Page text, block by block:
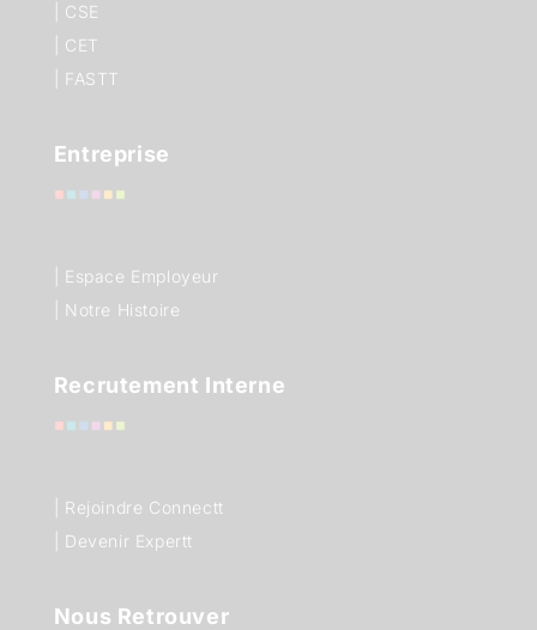
CSE
CET
FASTT
Entreprise
| Espace Employeur
| Notre Histoire
Recrutement Interne
| Rejoindre Connectt
| Devenir Expertt
Nous Retrouver